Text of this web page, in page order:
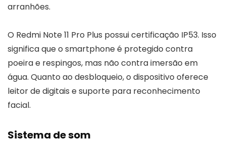
arranhões.
O Redmi Note 11 Pro Plus possui certificação IP53. Isso
significa que o smartphone é protegido contra
poeira e respingos, mas não contra imersão em
água. Quanto ao desbloqueio, o dispositivo oferece
leitor de digitais e suporte para reconhecimento
facial.
Sistema de som